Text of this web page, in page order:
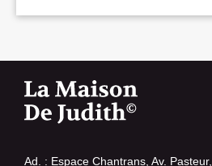
Ad. : Espace Chantrans, Av. Pasteur,